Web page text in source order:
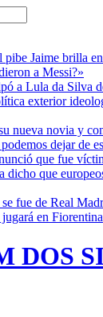
Jaime brilla
a Messi?»
a Lula da Silva
exterior
nueva novia y
dejar de
que fue
dicho que
fue de Real
en Fiorentina
DOS